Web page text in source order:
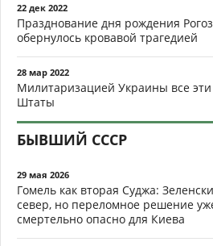
22 дек 2022
Празднование дня рождения
обернулось кровавой трагедией
28 мар 2022
Милитаризацией Украины все
Штаты
БЫВШИЙ СССР
29 мая 2026
Гомель как вторая Суджа:
север, но переломное решение
смертельно опасно для Киева